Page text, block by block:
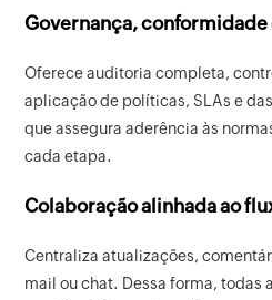
Governança,
Oferece auditoria completa,
aplicação de políticas, SLAs e
que assegura aderência às
cada etapa.
Colaboração alinhada ao
Centraliza atualizações,
mail ou chat. Dessa forma, todas